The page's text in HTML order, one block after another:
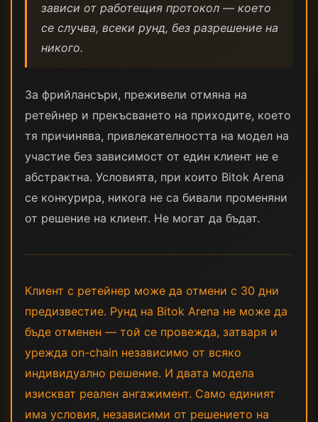
зависи от работещия протокол — което
се случва, всеки рунд, без разрешение на
никого.
За фрийлансъри, преживели отмяна на
ретейнер и прекъсването на приходите, което
тя причинява, привлекателността на модел на
участие без зависимост от един клиент не е
абстрактна. Условията, при които Bitok Arena
се конкурира, никога не са бивали променяни
от решение на клиент. Не могат да бъдат.
Клиент с ретейнер може да отмени с 30 дни
предизвестие. Рунд на Bitok Arena не може да
бъде отменен — той се провежда, затваря и
урежда on-chain независимо от всяко
индивидуално решение. И двата модела
изискват реален ангажимент. Само единият
има условия, независими от решението на